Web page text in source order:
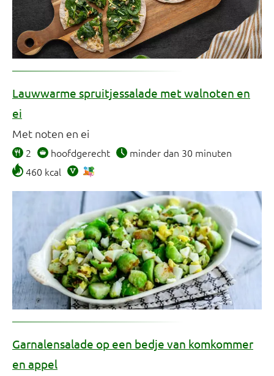
Tofu en tempé (11)
Lauwwarme spruitjessalade met walnoten en
ei
Met noten en ei
2 hoofdgerecht
minder dan 30 minuten
460 kcal
Garnalensalade op een bedje van komkommer
en appel